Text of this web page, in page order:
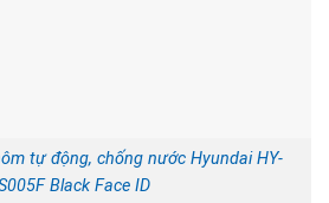
tự động, chống nước Hyundai HY-
Black Face ID